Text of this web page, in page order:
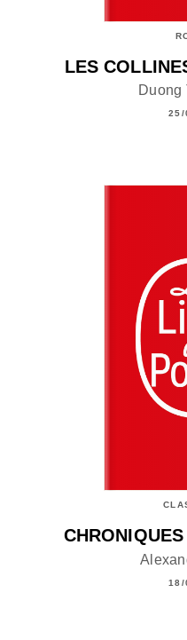
LES
Duong
25/
18/